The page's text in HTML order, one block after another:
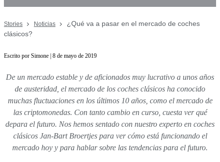
Stories Noticias
¿Qué va a pasar en el mercado de coches
clásicos?
Escrito por Simone | 8 de mayo de 2019
De un mercado estable y de aficionados muy lucrativo a unos años
de austeridad, el mercado de los coches clásicos ha conocido
muchas fluctuaciones en los últimos 10 años, como el mercado de
las criptomonedas. Con tanto cambio en curso, cuesta ver qué
depara el futuro. Nos hemos sentado con nuestro experto en coches
clásicos Jan-Bart Broertjes para ver cómo está funcionando el
mercado hoy y para hablar sobre las tendencias para el futuro.